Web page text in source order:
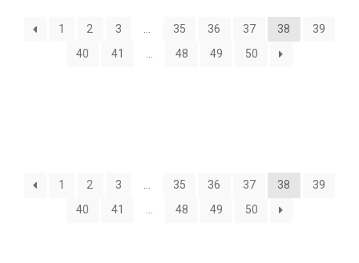
Календарь
1 2 3 … 35 36 37 38
39
40
41 … 48 49 50
1 2 3 … 35 36 37 38
39
40
41 … 48 49 50